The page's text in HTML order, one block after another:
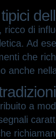
di
Ad
che
anche
a